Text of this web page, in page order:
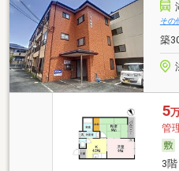
その
築
5
管
3